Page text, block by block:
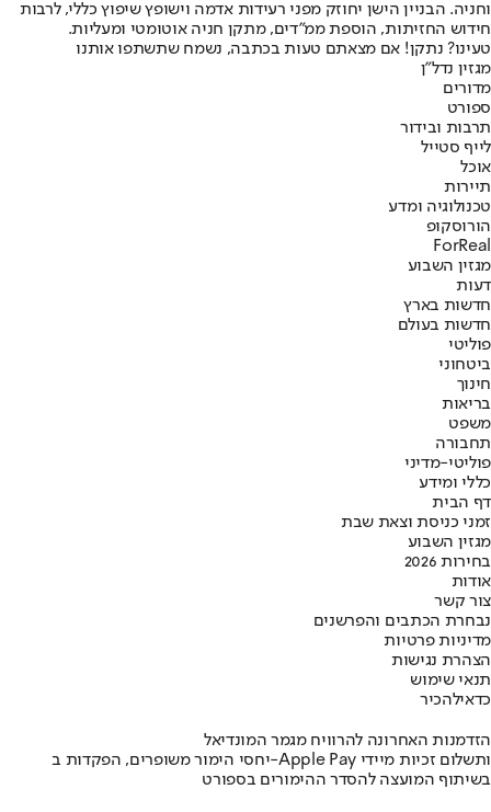
וחניה. הבניין הישן יחוזק מפני רעידות אדמה וישופץ שיפוץ כללי, לרבות
חידוש החזיתות, הוספת ממ"דים, מתקן חניה אוטומטי ומעליות.
טעינו? נתקן! אם מצאתם טעות בכתבה, נשמח שתשתפו אותנו
מגזין נדל"ן
מדורים
ספורט
תרבות ובידור
לייף סטייל
אוכל
תיירות
טכנולוגיה ומדע
הורוסקופ
ForReal
מגזין השבוע
דעות
חדשות בארץ
חדשות בעולם
פוליטי
ביטחוני
חינוך
בריאות
משפט
תחבורה
פוליטי-מדיני
כללי ומידע
דף הבית
זמני כניסת וצאת שבת
מגזין השבוע
בחירות 2026
אודות
צור קשר
נבחרת הכתבים והפרשנים
מדיניות פרטיות
הצהרת נגישות
תנאי שימוש
כדאילהכיר
הזדמנות האחרונה להרוויח מגמר המונדיאל
יחסי הימור משופרים, הפקדות ב-Apple Pay ותשלום זכיות מיידי
בשיתוף המועצה להסדר ההימורים בספורט